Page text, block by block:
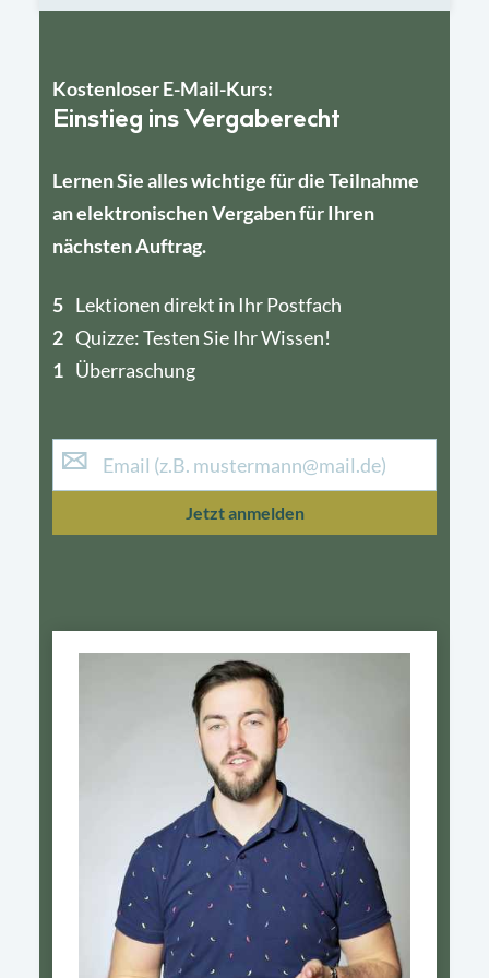
Kostenloser E-Mail-Kurs:
Einstieg ins Vergaberecht
Lernen Sie alles wichtige für die Teilnahme
an elektronischen Vergaben für Ihren
nächsten Auftrag.
5 Lektionen direkt in Ihr Postfach
2 Quizze: Testen Sie Ihr Wissen!
1 Überraschung
4
1
Jetzt anmelden